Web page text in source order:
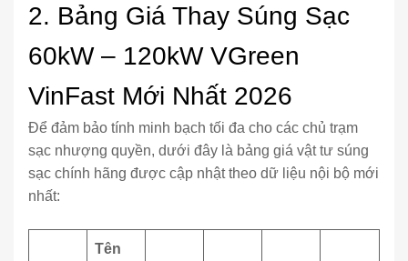
2. Bảng Giá Thay Súng Sạc
60kW – 120kW VGreen
VinFast Mới Nhất 2026
Để đảm bảo tính minh bạch tối đa cho các chủ trạm
sạc nhượng quyền, dưới đây là bảng giá vật tư súng
sạc chính hãng được cập nhật theo dữ liệu nội bộ mới
nhất:
Tên